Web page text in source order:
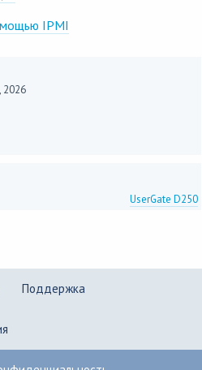
IPMI
2026
UserGate D250
Поддержка